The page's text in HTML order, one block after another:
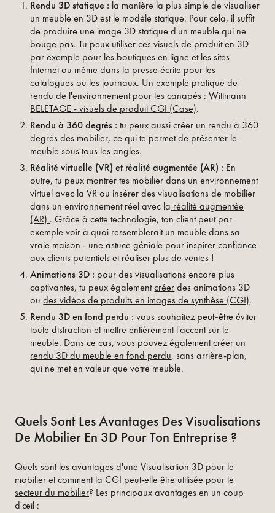
Rendu 3D statique : la manière la plus simple de visualiser
un meuble en 3D est le modèle statique. Pour cela, il suffit
de produire une image 3D statique d'un meuble qui ne
bouge pas. Tu peux utiliser ces visuels de produit en 3D
par exemple pour les boutiques en ligne et les sites
Internet ou même dans la presse écrite pour les
catalogues ou les journaux. Un exemple pratique de
rendu de l'environnement pour les canapés :Wittmann
BELETAGE - visuels de produit CGI (Case).
Rendu à 360 degrés : tu peux aussi créer un rendu à 360
degrés des mobilier, ce qui te permet de présenter le
meuble sous tous les angles.
Réalité virtuelle (VR) et réalité augmentée (AR) : En
outre, tu peux montrer tes mobilier dans un environnement
virtuel avec la VR ou insérer des visualisations de mobilier
dans un environnement réel avec la réalité augmentée
(AR) . Grâce à cette technologie, ton client peut par
exemple voir à quoi ressemblerait un meuble dans sa
vraie maison - une astuce géniale pour inspirer confiance
aux clients potentiels et réaliser plus de ventes !
Animations 3D : pour des visualisations encore plus
captivantes, tu peux égalementcréerdes animations 3D
oudes vidéos de produits en images de synthèse (CGI).
Rendu 3D en fond perdu :vous souhaitezpeut-êtreéviter
toute distraction et mettre entièrement l'accent sur le
meuble. Dans ce cas, vous pouvez égalementcréer un
rendu 3D du meuble en fond perdu, sans arrière-plan,
qui ne met en valeur que votre meuble.
Quels Sont Les Avantages Des Visualisations
De Mobilier En 3D Pour Ton Entreprise ?
Quels sont les avantages d'une Visualisation 3D pour le
mobilier etcomment la CGI peut-elle être utilisée pour le
secteur du mobilier? Les principaux avantages en un coup
d'œil :